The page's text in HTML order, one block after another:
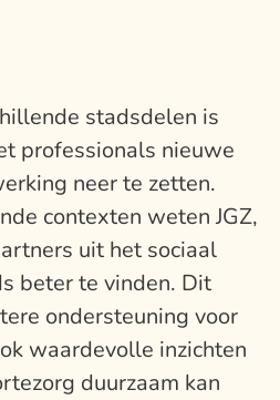
stadsdelen is
professionals nieuwe
neer te zetten.
contexten weten JGZ,
uit het sociaal
beter te vinden. Dit
ondersteuning voor
waardevolle inzichten
duurzaam kan